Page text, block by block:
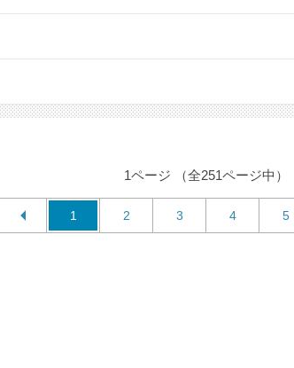
1ページ （全251ページ中）
1 2 3 4 5